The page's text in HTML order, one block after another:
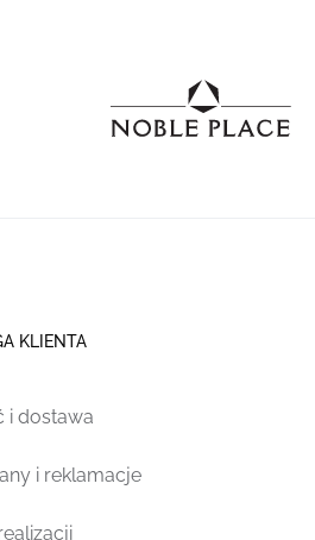
KLIENTA
i dostawa
i reklamacje